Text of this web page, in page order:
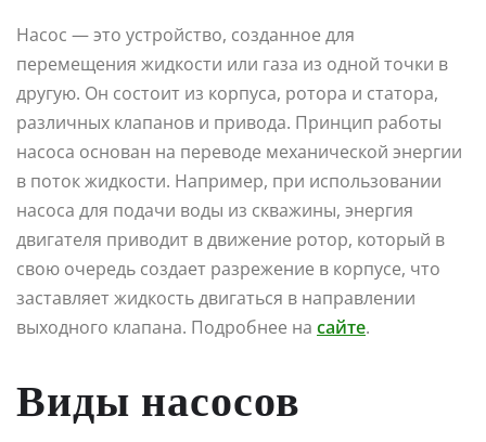
Насос — это устройство, созданное для
перемещения жидкости или газа из одной точки в
другую. Он состоит из корпуса, ротора и статора,
различных клапанов и привода. Принцип работы
насоса основан на переводе механической энергии
в поток жидкости. Например, при использовании
насоса для подачи воды из скважины, энергия
двигателя приводит в движение ротор, который в
свою очередь создает разрежение в корпусе, что
заставляет жидкость двигаться в направлении
выходного клапана. Подробнее на сайте.
Виды насосов